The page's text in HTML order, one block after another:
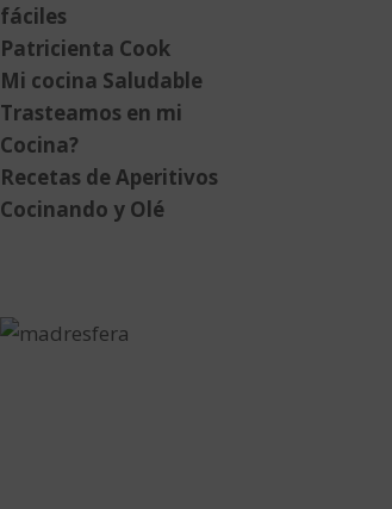
fáciles
Patricienta Cook
Mi cocina Saludable
Trasteamos en mi
Cocina?
Recetas de Aperitivos
Cocinando y Olé